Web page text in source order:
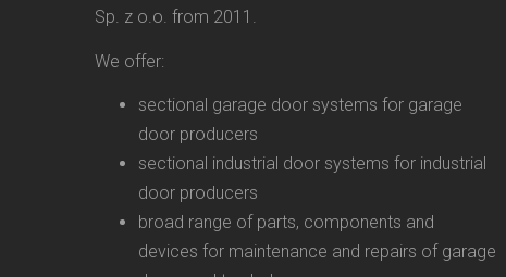
Sp. z o.o. from 2011.
We offer:
sectional garage door systems for garage
door producers
sectional industrial door systems for industrial
door producers
broad range of parts, components and
devices for maintenance and repairs of garage